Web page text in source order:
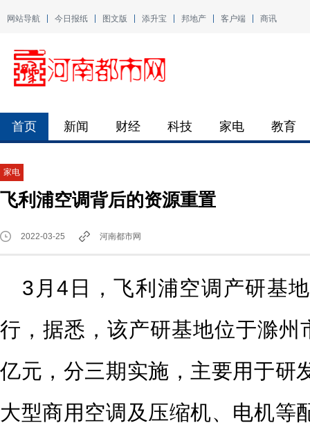
网站导航 今日报纸 图文版 添升宝 邦地产 客户端 商讯
首页 新闻 财经 科技 家电 教育
家电
飞利浦空调背后的资源重置
2022-03-25 河南都市网
3月4日，飞利浦空调产研基
行，据悉，该产研基地位于滁州
亿元，分三期实施，主要用于研
大型商用空调及压缩机、电机等